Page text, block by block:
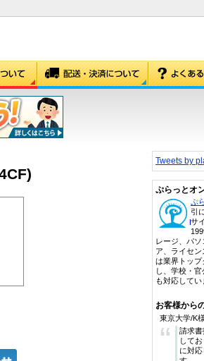
Tweets by
ぷらっとオ
ぷ
引
サ
レージ、パ
ア、ライセ
は業界トップ
し、学校・
も対応してい
お客様から
東京大学/K
“
請求
して
に対